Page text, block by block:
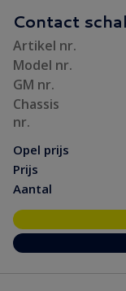
Contact
Artikel nr.
Model nr.
GM nr.
Chassis
nr.
Opel prijs
Prijs
Aantal